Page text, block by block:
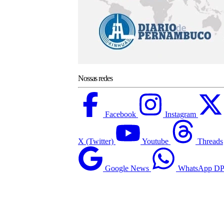
Nossas redes
Facebook Instagram
X (Twitter) Youtube Threads
Google News WhatsApp DP